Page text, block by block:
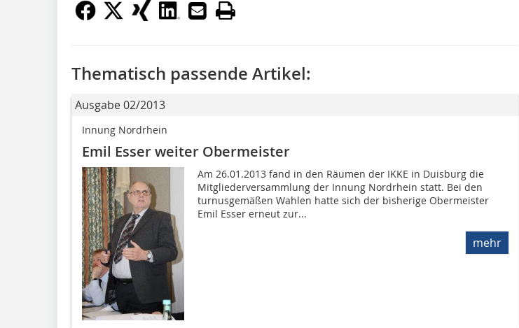
Thematisch passende Artikel:
Ausgabe 02/2013
Innung Nordrhein
Emil Esser weiter Obermeister
Am 26.01.2013 fand in den Räumen der IKKE in Duisburg die
Mitgliederversammlung der Innung Nordrhein statt. Bei den
turnusgemäßen Wahlen hatte sich der bisherige Obermeister
Emil Esser erneut zur...
mehr